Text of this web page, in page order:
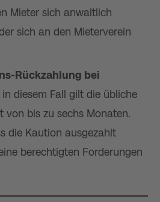
Mieter sich anwaltlich
sich an den Mieterverein
Rückzahlung bei
diesem Fall gilt die übliche
von bis zu sechs Monaten.
die Kaution ausgezahlt
berechtigten Forderungen